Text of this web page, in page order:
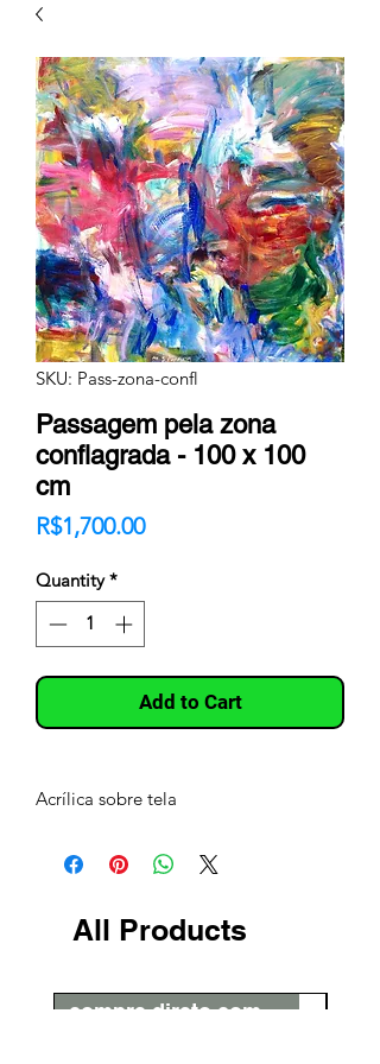
SKU: Pass-zona-confl
Passagem pela zona
conflagrada - 100 x 100
cm
R$1,700.00Price
Quantity *
Add to Cart
Acrílica sobre tela
All Products
compre direto com o artista